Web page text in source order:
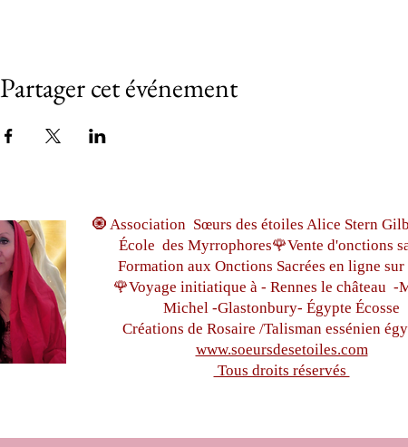
Partager cet événement
🧿 Association Sœurs des étoiles Alice Stern
École des Myrrophores🌹Vente d'onctions
Formation aux Onctions Sacrées en ligne sur
🌹Voyage initiatique à - Rennes le château -
Michel -Glastonbury- Égypte Écosse
Créations de Rosaire /Talisman essénien
www.soeursdesetoiles.com
Tous droits réservés